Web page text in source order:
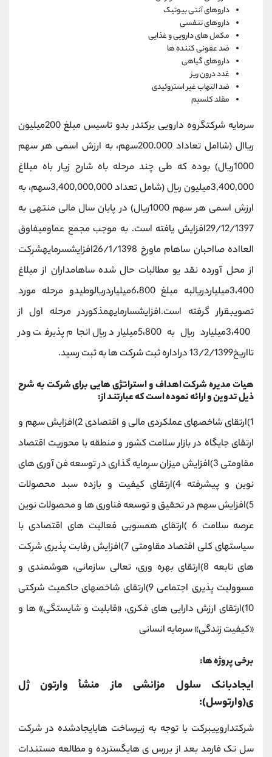
داروهای آنتی بیوتیک
داروهای تنفسی
مکمل های دارویی و غذایی
ضد عفونی کننده ها
داروهای گیاهی
غدد درون ریز
ضد التهاب غیر استروئیدی
مقلد کلسیم
سرمایه شرکتگروه دارویی برکتدر بدو تاسیس مبلغ 200میلیون
ریاال (شاامل تعاداد 200.000سهم، به ارزش اسمی هر سهم
1000ریال) بوده که طی چند مرحله باه شارح زیار باه مبلاغ
3,400,000میلیون ریال (شامل تعداد 3,400,000,000سهم، به
ارزش اسمی هر سهم 1000ریال) در پایان سال مالی منتهی به
29/12/1397افزایش یافته است. به موجب مجمع عماومیفاوق
العااده صااحبان ساهام ماورخ 26/1/1398افزایشسرمایهشرکت
از محل آورده نقد یو مطالبات حال شده ساهامداران از مبلاغ
3،400میلیاردریالبه مبلغ 6،800میلیاردریالوطیدو مرحله مورد
تصویبقرار گرفته است.افزایشسارمایهمذکوردر مرحله اول از
3،400میلیارد ریال به 5،800میلیارد ریال انجام پذیرفت ودر
تااریخ13/2/1399 دراداره ثبت شرکت ها به ثبت رسید.
هیات مدیره شرکت اهداف و استراتژی هایی برای شرکت به شرح
ذیل تدوین و ارائه نموده است که عبارتند از:
1)ارتقای شاخصهای عملکردی مالی و اقتصادی 2)افزایش سهم و
ارتقای جایگاه در بازار سلامت کشور و منطقه با محوریت اقتصاد
مقاومتی 3)افزایش میزان سرمایه گذاری در توسعه فن آوری های
نوین و پیشرفته 4)ارتقای کیفیت و بازده سبد محصولات
5)افزایش سهم در تحقیق و توسعه فناوری ها و محصولات نوین
عرصه سلامت 6 )ارتقای همسویی فعالیت های اقتصادی با
سیاستهای کلی اقتصاد مقاومتی 7)افزایش رقابت پذیری شرکت
های تابعه 8)ارتقای بهره وری، تعالی سازمانی، هوشمندی و
مسوولیت پذیری اجتماعی 9)ارتقای شاخصهای حاکمیت شرکتی
10)ارتقای ارزش دارایی های فکری، «قابلیت و شایستگی» ها و
«کیفیت زندگی» سرمایه انسانی
برخی پروژه ها:
ایجادبانک سلول مزانشی ماز منشأ وارتون ژل
ی(وارتوسل):
شرکتداروییبرکت با توجه به زیرساخت هایایجادشده در شرکت
سل تک فارمد بعد از بررس ی هایگسترده و مطالعه مستندات